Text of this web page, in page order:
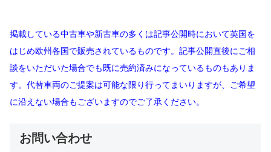
掲載している中古車や新古車の多くは記事公開時において英国を
はじめ欧州各国で販売されているものです。記事公開直後にご相
談をいただいた場合でも既に売約済みになっているものもありま
す。代替車両のご提案は可能な限り行ってまいりますが、ご希望
に沿えない場合もございますのでご了承ください。
お問い合わせ